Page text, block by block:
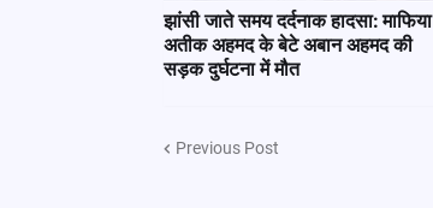
झांसी जाते समय दर्दनाक हादसा: माफिया
अतीक अहमद के बेटे अबान अहमद की
सड़क दुर्घटना में मौत
Previous Post